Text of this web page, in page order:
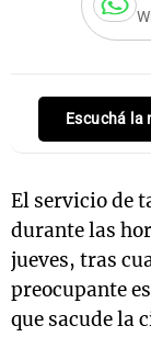
Escuchá la
El servicio de
durante las
jueves, tras
preocupante
que sacude la